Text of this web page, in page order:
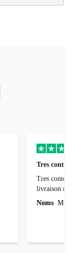
Tres
Tres
Noms